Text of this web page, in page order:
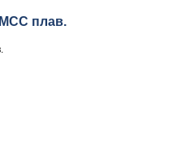
плав.